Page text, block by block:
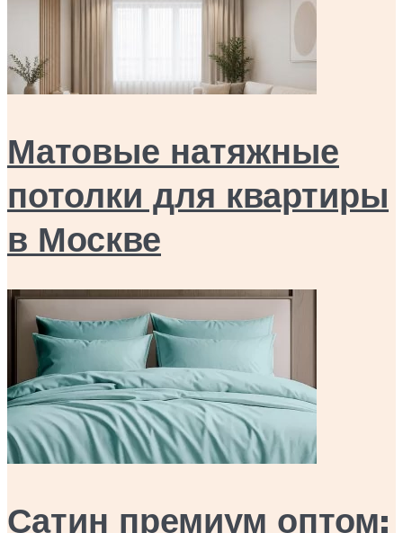
Матовые натяжные
потолки для квартиры
в Москве
Сатин премиум оптом: